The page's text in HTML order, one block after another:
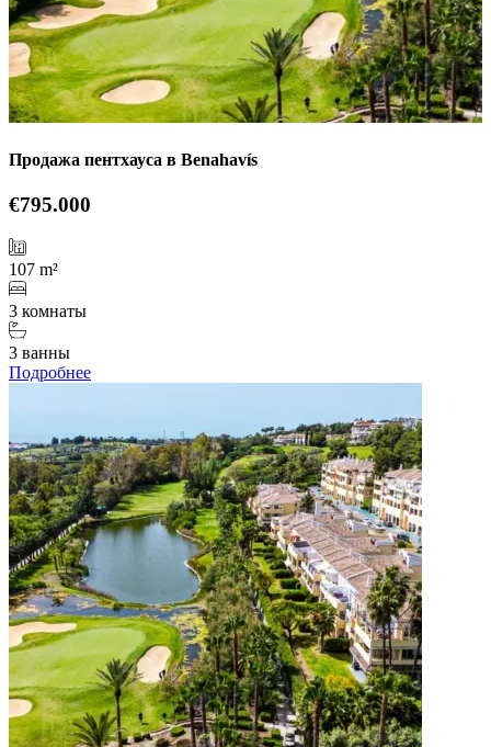
Продажа пентхауса в Benahavís
€795.000
107 m²
3 комнаты
3 ванны
Подробнее